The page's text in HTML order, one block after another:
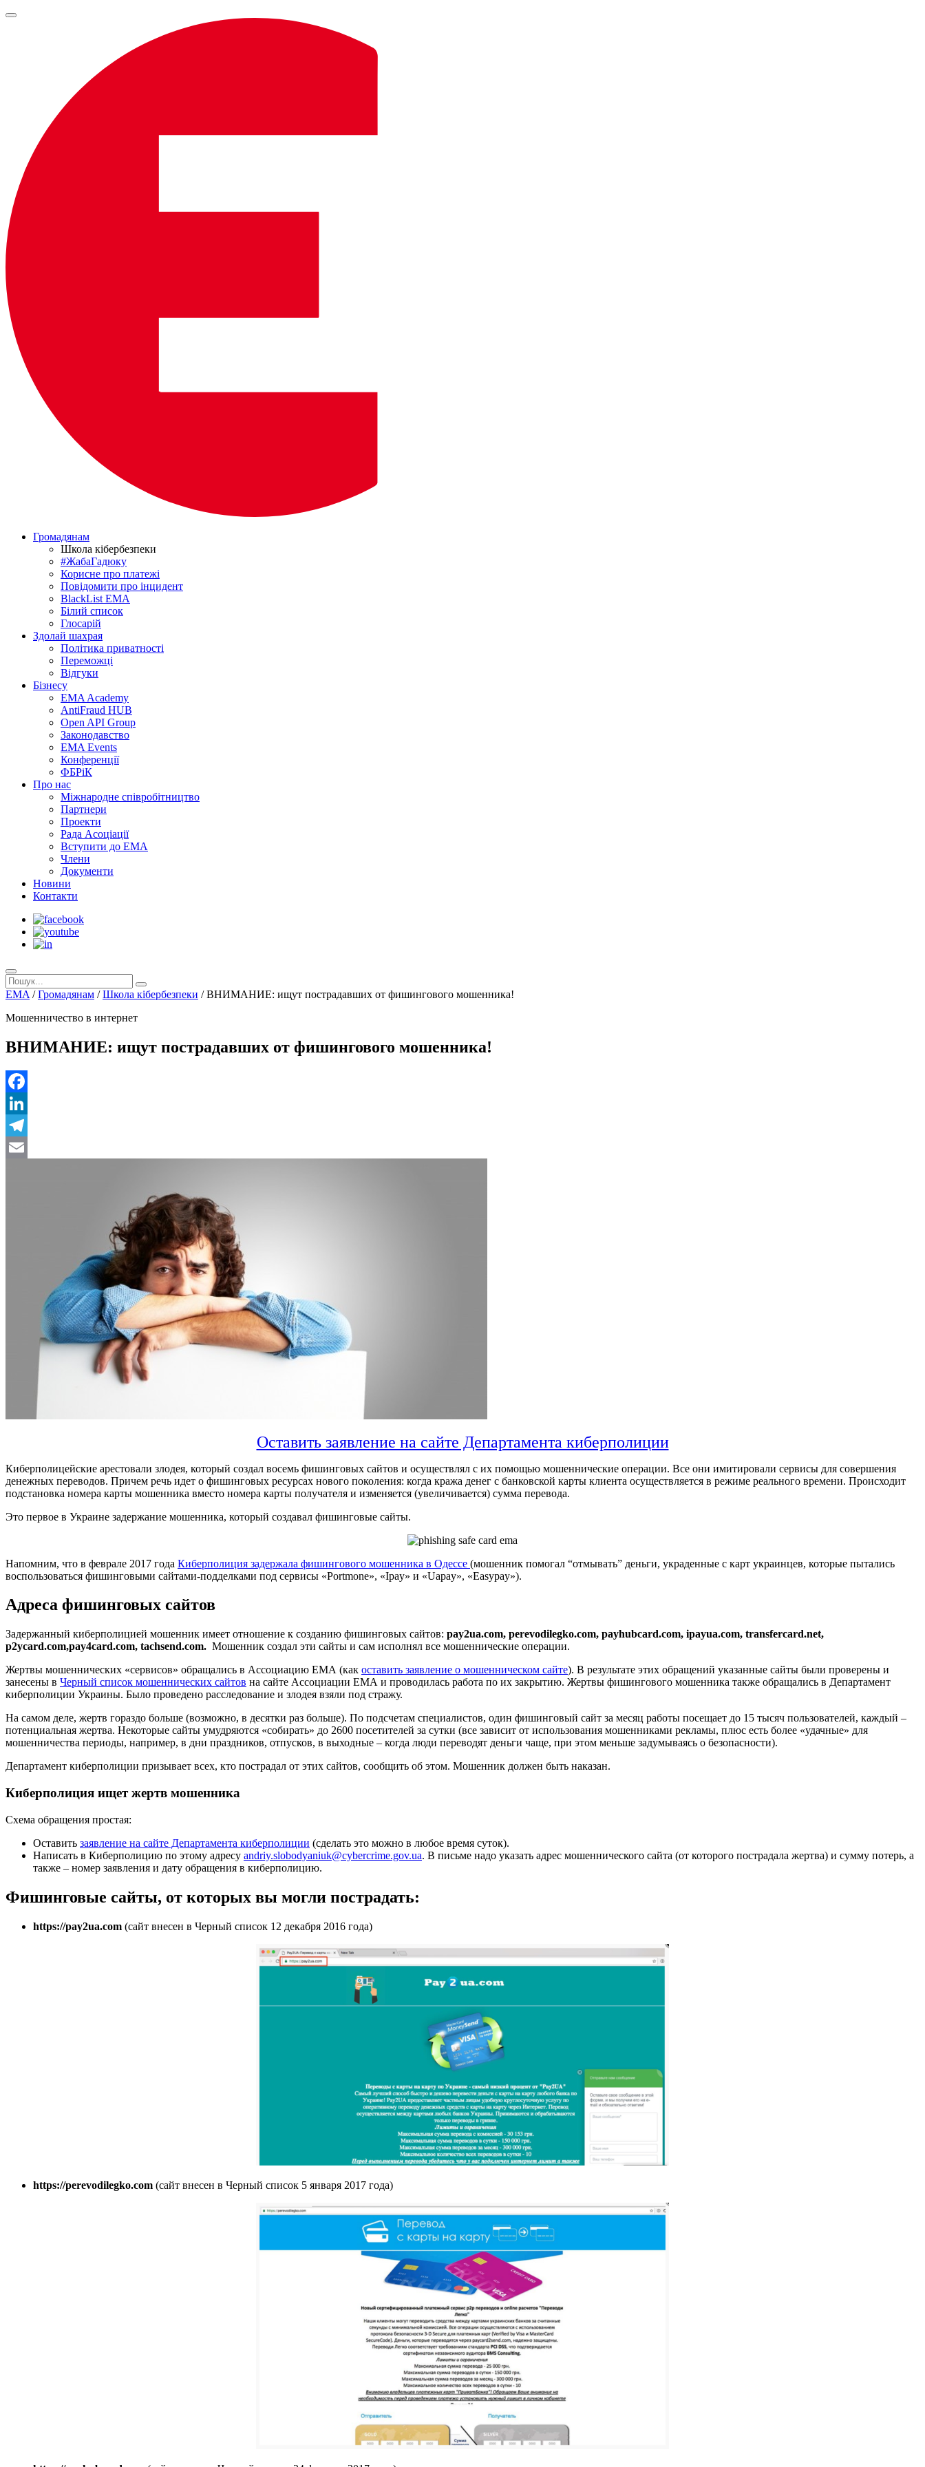
Громадянам
Школа кібербезпеки
#ЖабаГадюку
Корисне про платежі
Повідомити про інцидент
BlackList EMA
Білий список
Глосарій
Здолай шахрая
Політика приватності
Переможцi
Відгуки
Бізнесу
EMA Academy
AntiFraud HUB
Open API Group
Законодавство
EMA Events
Конференції
ФБРіК
Про нас
Міжнародне співробітництво
Партнери
Проекти
Рада Асоціації
Вступити до ЕМА
Члени
Документи
Новини
Контакти
EMA /Громадянам /Школа кібербезпеки /ВНИМАНИЕ: ищут пострадавших от фишингового мошенника!
Мошенничество в интернет
ВНИМАНИЕ: ищут пострадавших от фишингового мошенника!
Facebook
LinkedIn
Telegram
Оставить заявление на сайте Департамента киберполиции
Киберполицейские арестовали злодея, который создал восемь фишинговых сайтов и осуществлял с их помощью мошеннические операции. Все они имитировали сервисы для совершения
денежных переводов. Причем речь идет о фишинговых ресурсах нового поколения: когда кража денег с банковской карты клиента осуществляется в режиме реального времени. Происходит
подстановка номера карты мошенника вместо номера карты получателя и изменяется (увеличивается) сумма перевода.
Это первое в Украине задержание мошенника, который создавал фишинговые сайты.
Напомним, что в феврале 2017 года Киберполиция задержала фишингового мошенника в Одессе (мошенник помогал “отмывать” деньги, украденные с карт украинцев, которые пытались
воспользоваться фишинговыми сайтами-подделками под сервисы «Portmone», «Ipay» и «Uapay», «Easypay»).
Адреса фишинговых сайтов
Задержанный киберполицией мошенник имеет отношение к созданию фишинговых сайтов: pay2ua.com, perevodilegko.com, payhubcard.com, ipayua.com, transfercard.net,
p2ycard.com,pay4card.com, tachsend.com. Мошенник создал эти сайты и сам исполнял все мошеннические операции.
Жертвы мошеннических «сервисов» обращались в Ассоциацию ЕМА (как оставить заявление о мошенническом сайте). В результате этих обращений указанные сайты были проверены и
занесены в Черный список мошеннических сайтов на сайте Ассоциации ЕМА и проводилась работа по их закрытию. Жертвы фишингового мошенника также обращались в Департамент
киберполиции Украины. Было проведено расследование и злодея взяли под стражу.
На самом деле, жертв гораздо больше (возможно, в десятки раз больше). По подсчетам специалистов, один фишинговый сайт за месяц работы посещает до 15 тысяч пользователей, каждый –
потенциальная жертва. Некоторые сайты умудряются «собирать» до 2600 посетителей за сутки (все зависит от использования мошенниками рекламы, плюс есть более «удачные» для
мошенничества периоды, например, в дни праздников, отпусков, в выходные – когда люди переводят деньги чаще, при этом меньше задумываясь о безопасности).
Департамент киберполиции призывает всех, кто пострадал от этих сайтов, сообщить об этом. Мошенник должен быть наказан.
Киберполиция ищет жертв мошенника
Схема обращения простая:
Оставить заявление на сайте Департамента киберполиции (сделать это можно в любое время суток).
Написать в Киберполицию по этому адресу andriy.slobodyaniuk@cybercrime.gov.ua. В письме надо указать адрес мошеннического сайта (от которого пострадала жертва) и сумму потерь, а
также – номер заявления и дату обращения в киберполицию.
Фишинговые сайты, от которых вы могли пострадать:
https://pay2ua.com (сайт внесен в Черный список 12 декабря 2016 года)
https://perevodilegko.com (сайт внесен в Черный список 5 января 2017 года)